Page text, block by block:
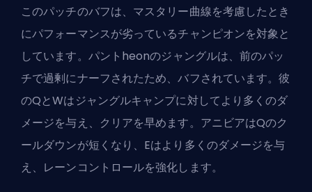
このパッチのバフは、マスタリー曲線を考慮したとき
にパフォーマンスが劣っているチャンピオンを対象と
しています。パントheonのジャングルは、前のパッ
チで過剰にナーフされたため、バフされています。彼
のQとWはジャングルキャンプに対してより多くのダ
メージを与え、クリアを早めます。アニビアはQのク
ールダウンが短くなり、Eはより多くのダメージを与
え、レーンコントロールを強化します。